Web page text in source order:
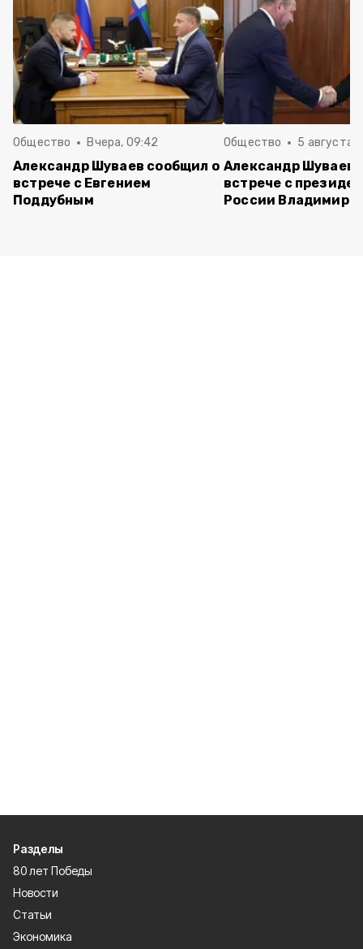
Общество Вчера, 09:42
Александр Шуваев сообщил о
встрече с Евгением
Поддубным
Общество 5 августа ,
Александр Шуваев
встрече с
России
Разделы
80 лет Победы
Новости
Статьи
Экономика